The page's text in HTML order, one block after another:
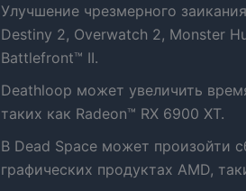
Улучшение чрезмерного
Destiny 2, Overwatch 2, Monster
Battlefront™ II.
Deathloop может увеличить
таких как Radeon™ RX 6900 XT.
В Dead Space может произойти
графических продуктах AMD,